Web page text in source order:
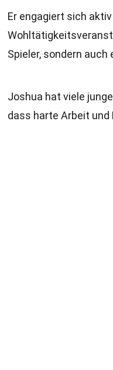
Er engagiert sich
Spieler, sondern
Joshua hat viele
dass harte Arbeit